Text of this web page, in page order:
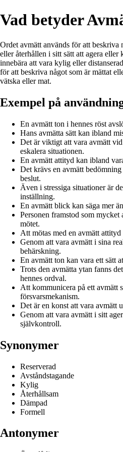
Vad betyder
Ordet avmätt används för att beskriva
eller återhållen i sitt sätt att agera
innebära att vara kylig eller
för att beskriva något som är mättat
vätska eller mat.
Exempel på
En avmätt ton i hennes röst
Hans avmätta sätt kan ibland
Det är viktigt att vara avmätt
eskalera situationen.
En avmätt attityd kan ibland
Det krävs en avmätt
beslut.
Även i stressiga situationer är
inställning.
En avmätt blick kan säga mer
Personen framstod som
mötet.
Att mötas med en avmätt
Genom att vara avmätt i sina
behärskning.
En avmätt ton kan vara ett sätt
Trots den avmätta ytan fanns
hennes ordval.
Att kommunicera på ett avmätt
försvarsmekanism.
Det är en konst att vara avmätt
Genom att vara avmätt i sitt
självkontroll.
Synonymer
Reserverad
Avståndstagande
Kylig
Återhållsam
Dämpad
Formell
Antonymer